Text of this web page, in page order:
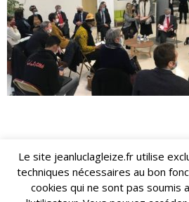
Jean-Luc LAGLEIZE - e-mail :
Le site jeanluclagleize.fr utilise
techniques nécessaires au bon
cookies qui ne sont pas soumis